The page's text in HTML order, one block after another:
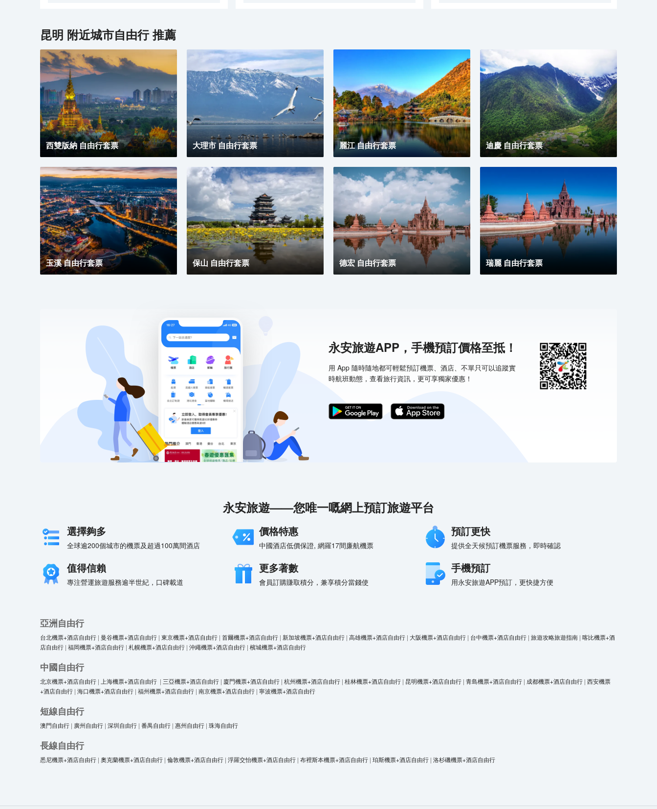
度為昆明呈現一座集建築藝術與高端款客於一體的非凡
居停目的地。
昆明 附近城市自由行 推薦
西雙版納 自由行套票 大理市 自由行套票 麗江 自由行套票 迪慶 自由行套票
玉溪 自由行套票 保山 自由行套票 德宏 自由行套票 瑞麗 自由行套票
永安旅遊APP，手機預訂價格至抵！
用 App 隨時隨地都可輕鬆預訂機票、酒店、不單只可以追蹤實
時航班動態，查看旅行資訊，更可享獨家優惠！
永安旅遊——您唯一嘅網上預訂旅遊平台
選擇夠多
全球逾200個城市的機票及超過100萬間酒店
價格特惠
中國酒店低價保證, 網羅17間廉航機票
預訂更快
提供全天候預訂機票服務，即時確認
值得信賴
專注營運旅遊服務逾半世紀，口碑載道
更多著數
會員訂購賺取積分，兼享積分當錢使
手機預訂
用永安旅遊APP預訂，更快捷方便
亞洲自由行
台北機票+酒店自由行 | 曼谷機票+酒店自由行 | 東京機票+酒店自由行 | 首爾機票+酒店自由行 | 新加坡機票+酒店自由行 | 高雄機票+酒店自由行 | 大阪機票+酒店自由行 | 台中機票+酒店自由行 | 旅遊攻略旅遊指南 | 喀比機票+酒
店自由行 | 福岡機票+酒店自由行 | 札幌機票+酒店自由行 | 沖繩機票+酒店自由行 | 檳城機票+酒店自由行
中國自由行
北京機票+酒店自由行 | 上海機票+酒店自由行 | 三亞機票+酒店自由行 | 廈門機票+酒店自由行 | 杭州機票+酒店自由行 | 桂林機票+酒店自由行 | 昆明機票+酒店自由行 | 青島機票+酒店自由行 | 成都機票+酒店自由行 | 西安機票
+酒店自由行 | 海口機票+酒店自由行 | 福州機票+酒店自由行 | 南京機票+酒店自由行 | 寧波機票+酒店自由行
短線自由行
澳門自由行 | 廣州自由行 | 深圳自由行 | 番禺自由行 | 惠州自由行 | 珠海自由行
長線自由行
悉尼機票+酒店自由行 | 奧克蘭機票+酒店自由行 | 倫敦機票+酒店自由行 | 浮羅交怡機票+酒店自由行 | 布裡斯本機票+酒店自由行 | 珀斯機票+酒店自由行 | 洛杉磯機票+酒店自由行